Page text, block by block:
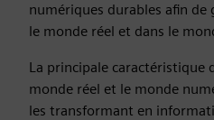
numériques durables afin
le monde réel et dans le
La principale caractéristique
monde réel et le monde
les transformant en